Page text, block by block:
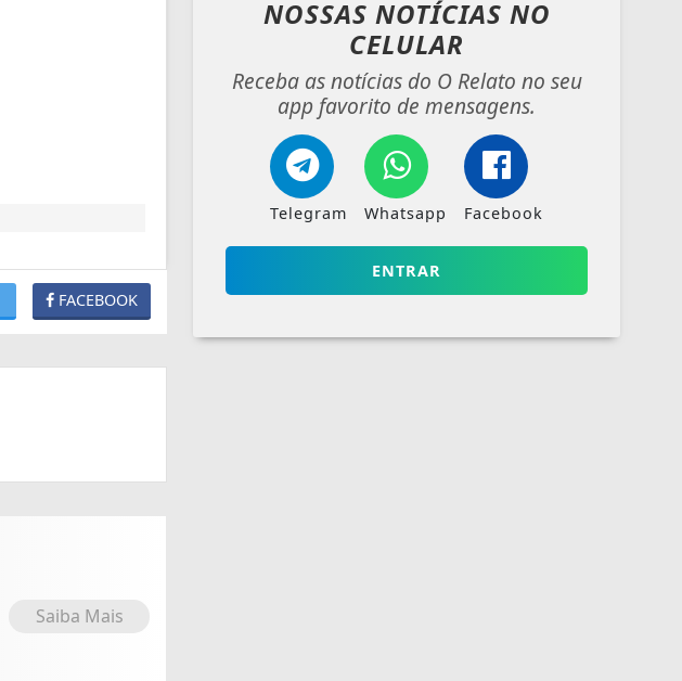
FACEBOOK
Saiba Mais
NOSSAS NOTÍCIAS NO
CELULAR
Receba as notícias do O Relato no seu
app favorito de mensagens.
Telegram Whatsapp Facebook
ENTRAR